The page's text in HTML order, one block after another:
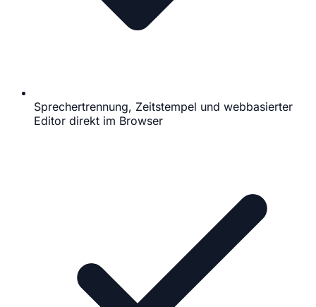
Sprechertrennung, Zeitstempel und webbasierter
Editor direkt im Browser